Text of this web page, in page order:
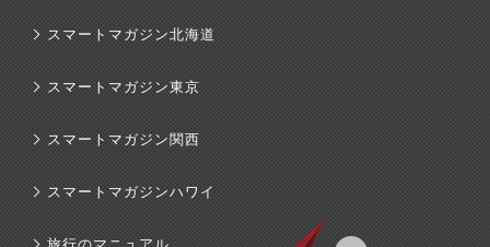
スマートマガジン北海道
スマートマガジン東京
スマートマガジン関西
スマートマガジンハワイ